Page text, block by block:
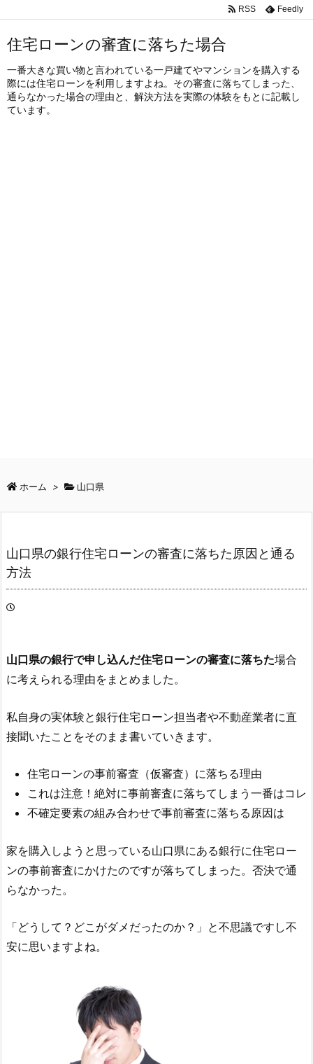
RSS Feedly
住宅ローンの審査に落ちた場合
一番大きな買い物と言われている一戸建てやマンションを購入する
際には住宅ローンを利用しますよね。その審査に落ちてしまった、
通らなかった場合の理由と、解決方法を実際の体験をもとに記載し
ています。
ホーム > 山口県
山口県の銀行住宅ローンの審査に落ちた原因と通る
方法
山口県の銀行で申し込んだ住宅ローンの審査に落ちた場合
に考えられる理由をまとめました。
私自身の実体験と銀行住宅ローン担当者や不動産業者に直
接聞いたことをそのまま書いていきます。
住宅ローンの事前審査（仮審査）に落ちる理由
これは注意！絶対に事前審査に落ちてしまう一番はコレ
不確定要素の組み合わせで事前審査に落ちる原因は
家を購入しようと思っている山口県にある銀行に住宅ロー
ンの事前審査にかけたのですが落ちてしまった。否決で通
らなかった。
「どうして？どこがダメだったのか？」と不思議ですし不
安に思いますよね。